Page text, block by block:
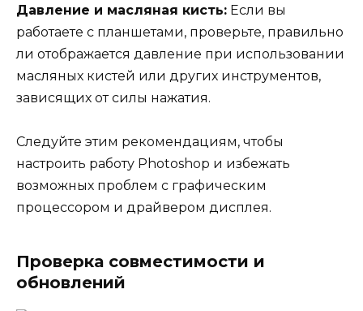
Давление и масляная кисть: Если вы
работаете с планшетами, проверьте, правильно
ли отображается давление при использовании
масляных кистей или других инструментов,
зависящих от силы нажатия.
Следуйте этим рекомендациям, чтобы
настроить работу Photoshop и избежать
возможных проблем с графическим
процессором и драйвером дисплея.
Проверка совместимости и
обновлений